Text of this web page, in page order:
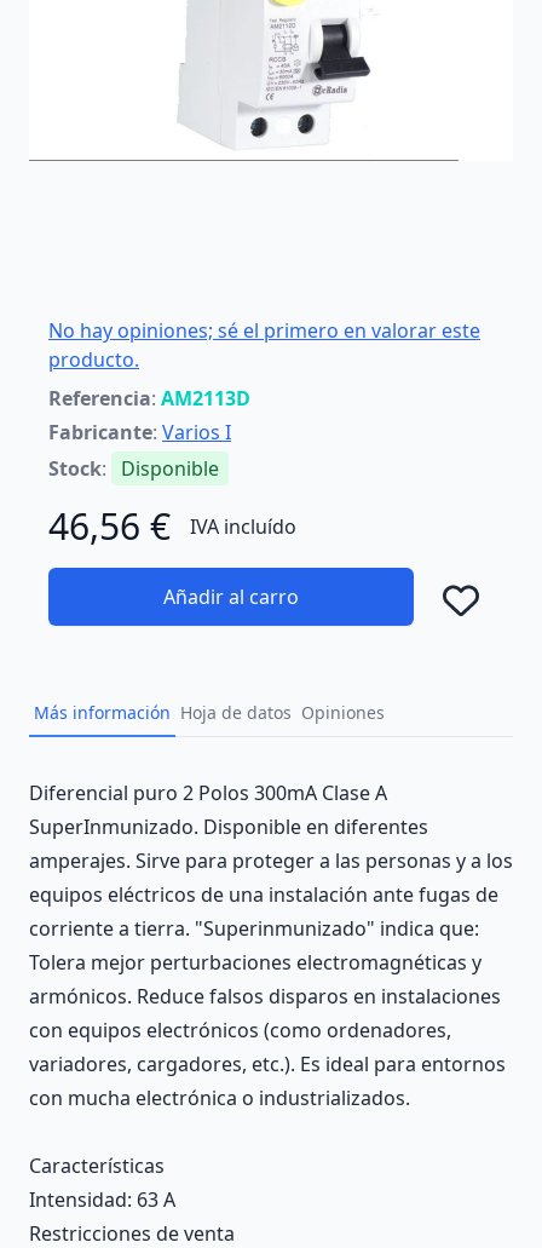
No hay opiniones; sé el primero en valorar este
producto.
Referencia: AM2113D
Fabricante: Varios I
Stock: Disponible
46,56 € IVA incluído
Añadir al carro
Más información Hoja de datos Opiniones
Description
Diferencial puro 2 Polos 300mA Clase A
SuperInmunizado. Disponible en diferentes
amperajes. Sirve para proteger a las personas y a los
equipos eléctricos de una instalación ante fugas de
corriente a tierra. "Superinmunizado" indica que:
Tolera mejor perturbaciones electromagnéticas y
armónicos. Reduce falsos disparos en instalaciones
con equipos electrónicos (como ordenadores,
variadores, cargadores, etc.). Es ideal para entornos
con mucha electrónica o industrializados.
Características
Intensidad: 63 A
Restricciones de venta